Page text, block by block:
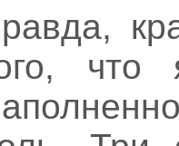
что